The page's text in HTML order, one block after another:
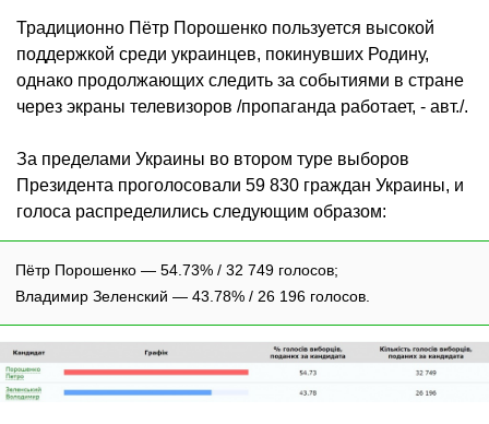
Традиционно Пётр Порошенко пользуется высокой
поддержкой среди украинцев, покинувших Родину,
однако продолжающих следить за событиями в стране
через экраны телевизоров /пропаганда работает, - авт./.
За пределами Украины во втором туре выборов
Президента проголосовали 59 830 граждан Украины, и
голоса распределились следующим образом:
Пётр Порошенко — 54.73% / 32 749 голосов;
Владимир Зеленский — 43.78% / 26 196 голосов.